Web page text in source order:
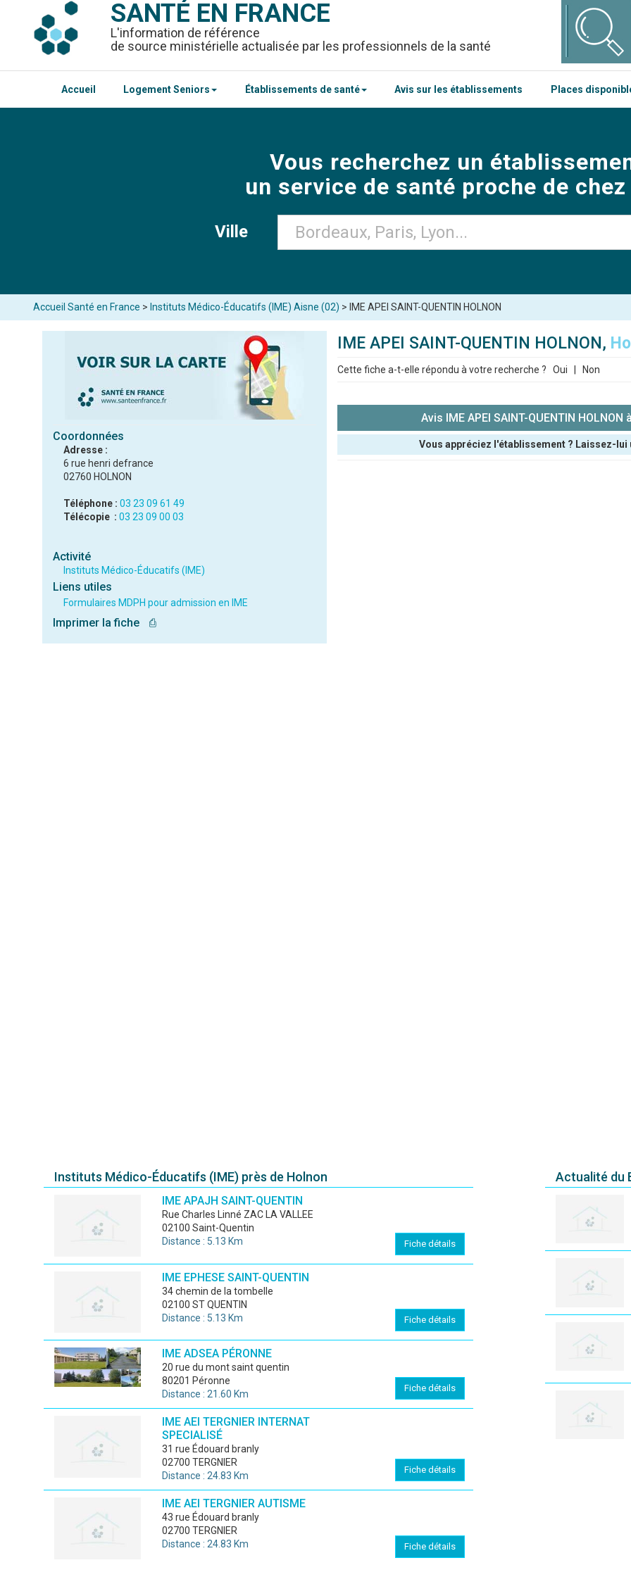
SANTÉ EN FRANCE
L'information de référence
de source ministérielle actualisée par les professionnels de la santé
Accueil Logement Seniors Établissements de santé Avis sur les établissements Places
Vous recherchez un
un service de santé proche de chez
Ville
Accueil Santé en France > Instituts Médico-Éducatifs (IME) Aisne (02) > IME APEI SAINT-QUENTIN HOLNON
Coordonnées
Adresse :
6 rue henri defrance
02760 HOLNON
Téléphone : 03 23 09 61 49
Télécopie : 03 23 09 00 03
Activité
Instituts Médico-Éducatifs (IME)
Liens utiles
Formulaires MDPH pour admission en IME
Imprimer la fiche ⎙
IME APEI SAINT-QUENTIN HOLNON,
Cette fiche a-t-elle répondu à votre recherche ? Oui Non
Avis IME APEI SAINT-QUENTIN HOLNON
Vous appréciez l'établissement ? Laissez-lui
Instituts Médico-Éducatifs (IME) près de Holnon
IME APAJH SAINT-QUENTIN
rue Charles Linné ZAC LA VALLEE
02100 Saint-Quentin
Distance : 5.13 Km
Fiche détails
IME EPHESE SAINT-QUENTIN
34 chemin de la tombelle
02100 ST QUENTIN
Distance : 5.13 Km
Fiche détails
IME ADSEA PÉRONNE
20 rue du mont saint quentin
80201 Péronne
Distance : 21.60 Km
Fiche détails
IME AEI TERGNIER INTERNAT
SPECIALISÉ
31 rue Édouard branly
02700 TERGNIER
Distance : 24.83 Km
Fiche détails
IME AEI TERGNIER AUTISME
43 rue Édouard branly
02700 TERGNIER
Distance : 24.83 Km
Fiche détails
Actualité du